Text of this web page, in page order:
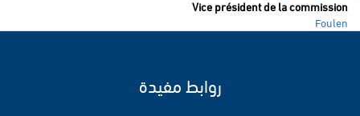
Vice président de la commission
Foulen
روابط مفيدة